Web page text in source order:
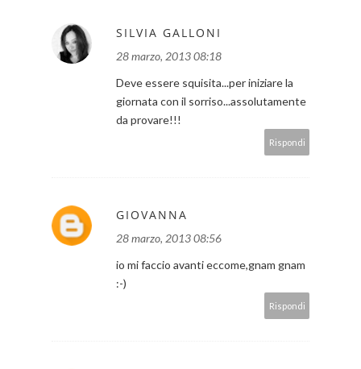
SILVIA GALLONI
28 marzo, 2013 08:18
Deve essere squisita...per iniziare la
giornata con il sorriso...assolutamente
da provare!!!
Rispondi
GIOVANNA
28 marzo, 2013 08:56
io mi faccio avanti eccome,gnam gnam
:-)
Rispondi